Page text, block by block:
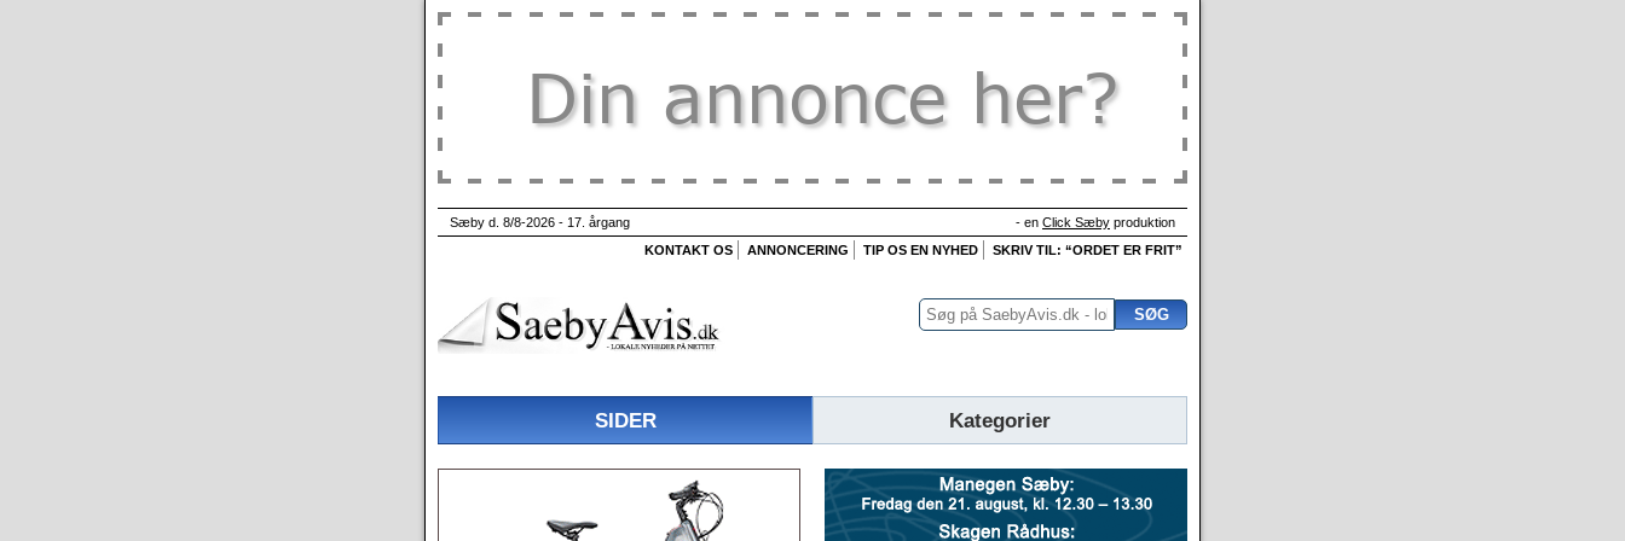
Sæby d. 8/8-2026 - 17. årgang - en Click Sæby produktion
KONTAKT OS
ANNONCERING TIP OS EN NYHED SKRIV TIL: “ORDET ER FRIT”
SIDER Kategorier